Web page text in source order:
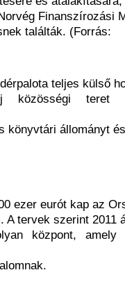
Finanszírozási
találták. (Forrás:
teljes külső
teret
könyvtári állományt
ezer eurót kap az
A tervek szerint 2011
központ, amely